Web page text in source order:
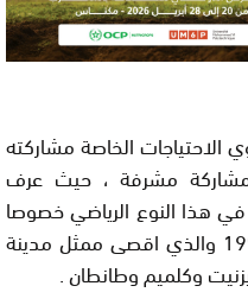
الاحتياجات الخاصة مشاركته
مشرفة ، حيث عرف
هذا النوع الرياضي خصوصا
فريق مراكش الذي تأسس سنة 1992 والذي اقصى ممثل مدينة
وكلميم وطانطان .